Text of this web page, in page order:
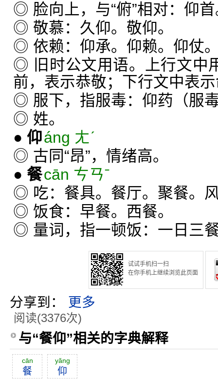
◎ 脸向上，与“俯”相对：仰
◎ 敬慕：久仰。敬仰。
◎ 依赖：仰承。仰赖。仰仗
◎ 旧时公文用语。上行文中
前，表示恭敬；下行文中表
◎ 服下，指服毒：仰药（服
◎ 姓。
● 仰áng ㄤˊ
◎ 古同“昂”，情绪高。
● 餐cān ㄘㄢˉ
◎ 吃：餐具。餐厅。聚餐。
◎ 饭食：早餐。西餐。
◎ 量词，指一顿饭：一日三
试试手机扫一扫
在你手机上继续浏览此页面
分享到： 更多
阅读(3376次)
与“餐仰”相关的字典解释
cān
餐
yăng
仰